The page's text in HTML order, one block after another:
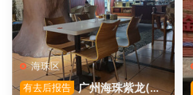
海珠区
有去后报告 广州海珠紫龙(艾